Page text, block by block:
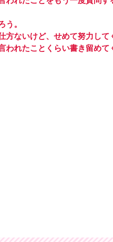
う。
ないけど、せめて努力して
れたことくらい書き留めて